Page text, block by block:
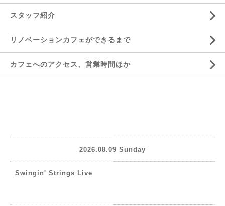
スタッフ紹介
リノベーションカフェができるまで
カフェへのアクセス、営業時間ほか
2026.08.09 Sunday
Swingin' Strings Live